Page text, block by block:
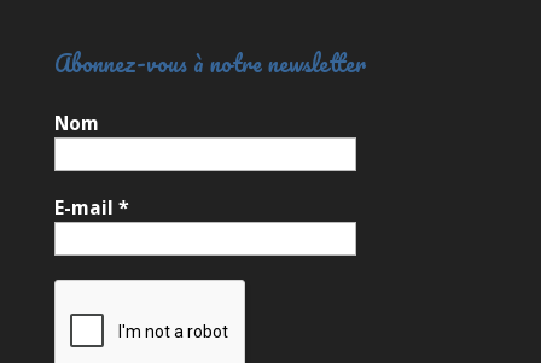
Abonnez-vous à notre newsletter
Nom
E-mail *